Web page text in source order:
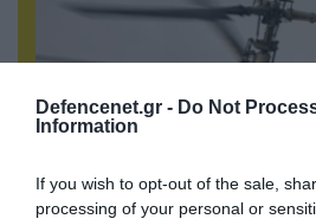
Defencenet.gr - Do Not
Information
If you wish to opt-out of the sale,
processing of your personal or